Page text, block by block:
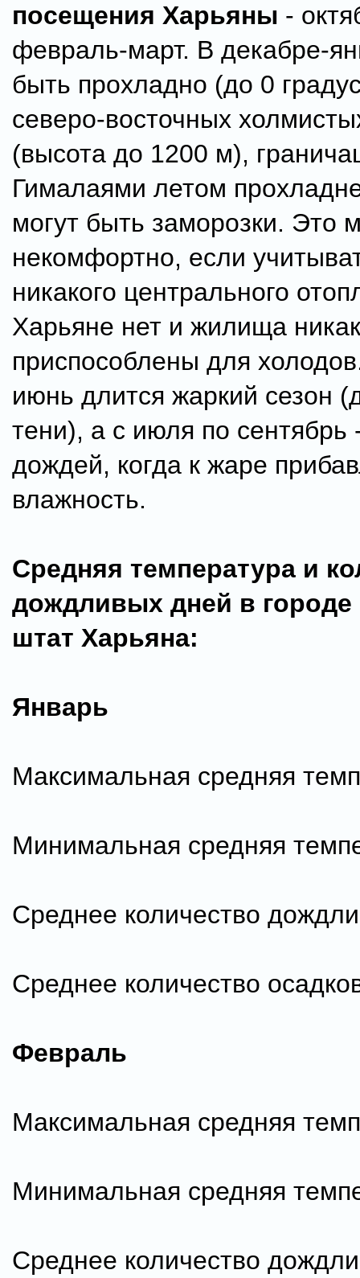
посещения Харьяны -
февраль-март. В декабре-
быть прохладно (до 0
северо-восточных
(высота до 1200 м),
Гималаями летом
могут быть заморозки. Это
некомфортно, если
никакого центрального
Харьяне нет и жилища
приспособлены для
июнь длится жаркий сезон
тени), а с июля по сентябрь
дождей, когда к жаре
влажность.
Средняя температура и
дождливых дней в городе
штат Харьяна:
Январь
Максимальная средняя
Минимальная средняя
Среднее количество
Среднее количество
Февраль
Максимальная средняя
Минимальная средняя
Среднее количество